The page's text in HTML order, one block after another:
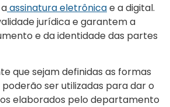
assinatura eletrônicae a digital.
jurídica e garantem a
e da identidade das partes
que sejam definidas as formas
ser utilizadas para dar o
elaborados pelo departamento